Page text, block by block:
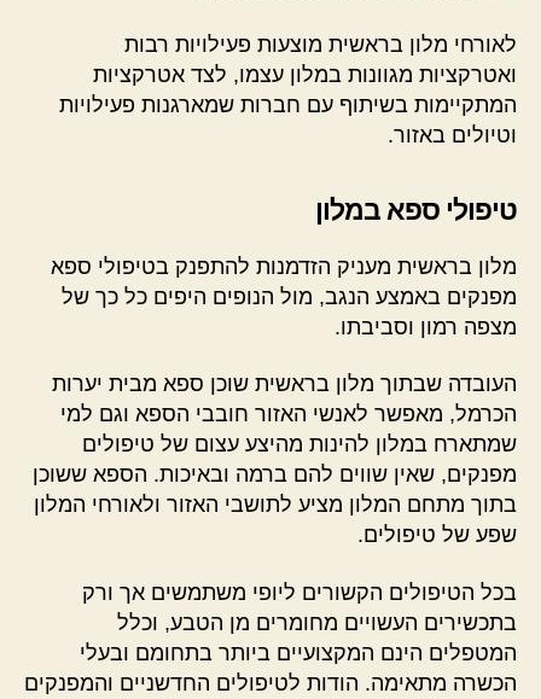
לאורחי מלון בראשית מוצעות פעילויות רבות
ואטרקציות מגוונות במלון עצמו, לצד אטרקציות
המתקיימות בשיתוף עם חברות שמארגנות פעילויות
וטיולים באזור.
טיפולי ספא במלון
מלון בראשית מעניק הזדמנות להתפנק בטיפולי ספא
מפנקים באמצע הנגב, מול הנופים היפים כל כך של
מצפה רמון וסביבתו.
העובדה שבתוך מלון בראשית שוכן ספא מבית יערות
הכרמל, מאפשר לאנשי האזור חובבי הספא וגם למי
שמתארח במלון להינות מהיצע עצום של טיפולים
מפנקים, שאין שווים להם ברמה ובאיכות. הספא ששוכן
בתוך מתחם המלון מציע לתושבי האזור ולאורחי המלון
שפע של טיפולים.
בכל הטיפולים הקשורים ליופי משתמשים אך ורק
בתכשירים העשויים מחומרים מן הטבע, וכלל
המטפלים הינם המקצועיים ביותר בתחומם ובעלי
הכשרה מתאימה. הודות לטיפולים החדשניים והמפנקים